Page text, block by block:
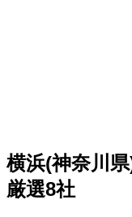
横浜(神奈川
厳選8社